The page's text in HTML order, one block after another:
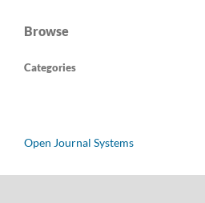
Browse
Categories
Open Journal Systems